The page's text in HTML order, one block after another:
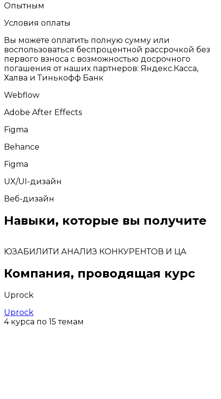
Опытным
Условия оплаты
Вы можете оплатить полную сумму или
воспользоваться беспроцентной рассрочкой без
первого взноса с возможностью досрочного
погашения от наших партнеров: Яндекс.Касса,
Халва и Тинькофф Банк
Webflow
Adobe After Effects
Figma
Behance
Figma
UX/UI-дизайн
Веб-дизайн
Навыки, которые вы получите
ЮЗАБИЛИТИ АНАЛИЗ КОНКУРЕНТОВ И ЦА
Компания, проводящая курс
Uprock
Uprock
4 курса по 15 темам